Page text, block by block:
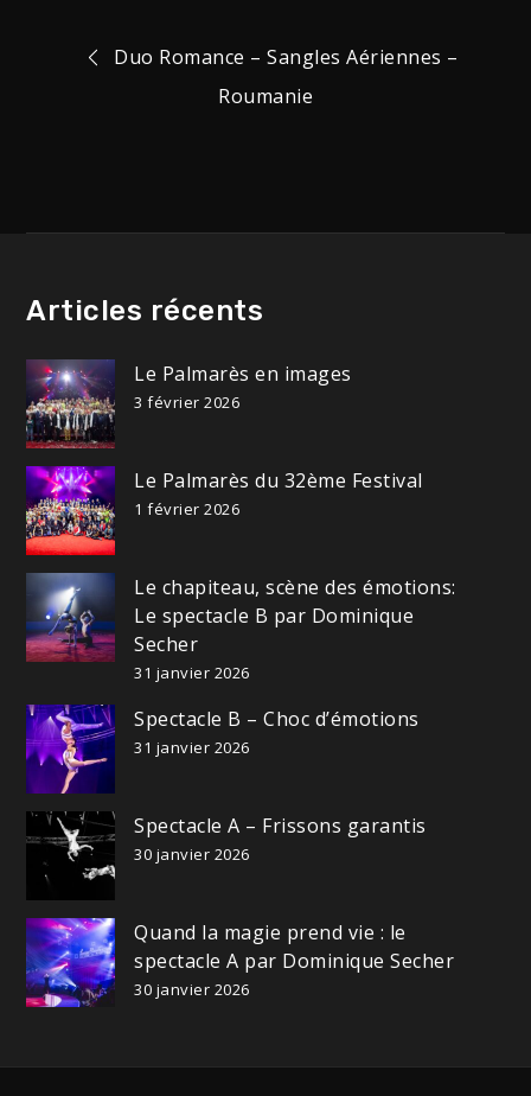
Navigation
Duo Romance – Sangles Aériennes –
Roumanie
Articles récents
Le Palmarès en images
3 février 2026
Le Palmarès du 32ème Festival
1 février 2026
Le chapiteau, scène des émotions:
Le spectacle B par Dominique
Secher
31 janvier 2026
Spectacle B – Choc d’émotions
31 janvier 2026
Spectacle A – Frissons garantis
30 janvier 2026
Quand la magie prend vie : le
spectacle A par Dominique Secher
30 janvier 2026